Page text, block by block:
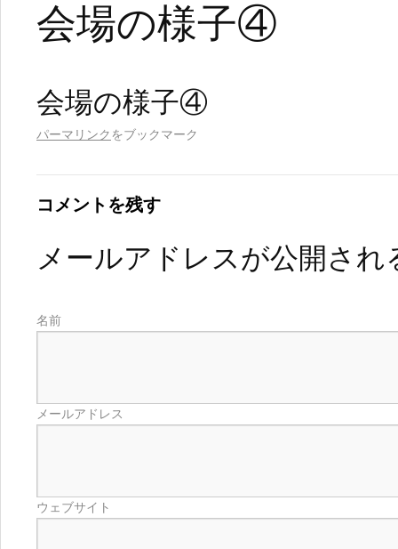
会場の様子④
会場の様子④
パーマリンク をブックマーク
コメントを残す
メールアドレスが公開さ
名前
メールアドレス
ウェブサイト